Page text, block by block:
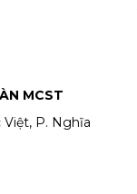
MCST
P. Nghĩa